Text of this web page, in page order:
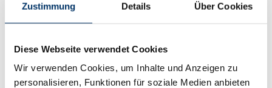
Zustimmung Details Über Cookies
Diese Webseite verwendet Cookies
Wir verwenden Cookies, um Inhalte und Anzeigen zu
personalisieren, Funktionen für soziale Medien anbieten
Email*
Message